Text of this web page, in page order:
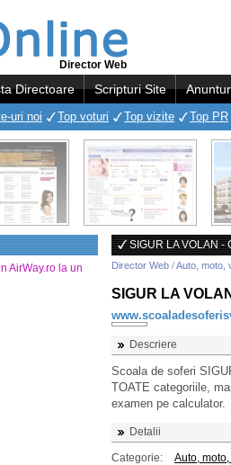
Director Web
Directoare Scripturi Site
uri noi Top voturi Top vizite Top PR
AirWay.ro la un
SIGUR LA VOLAN -
Director Web /Auto, moto,
SIGUR LA
Descriere
Scoala de soferi
TOATE categoriile,
examen pe calculator.
Detalii
Categorie:
Auto,